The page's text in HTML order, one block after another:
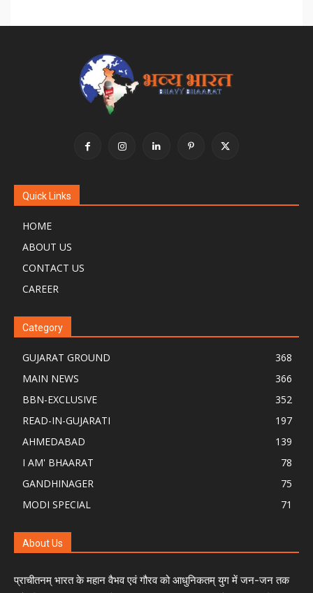
Quick Links
HOME
ABOUT US
CONTACT US
CAREER
Category
GUJARAT GROUND
368
MAIN NEWS
366
BBN-EXCLUSIVE
352
READ-IN-GUJARATI
197
AHMEDABAD
139
I AM' BHAARAT
78
GANDHINAGER
75
MODI SPECIAL
71
About Us
प्राचीतनम् भारत के महान वैभव एवं गौरव को आधुनिकतम् युग में जन-जन तक